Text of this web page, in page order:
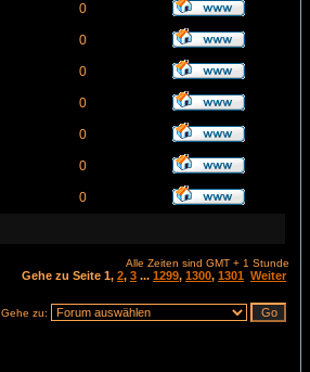
0
0
0
0
0
0
0
Alle Zeiten sind GMT + 1 Stunde
Gehe zu Seite 1, 2, 3 ... 1299, 1300, 1301 Weiter
Gehe zu: